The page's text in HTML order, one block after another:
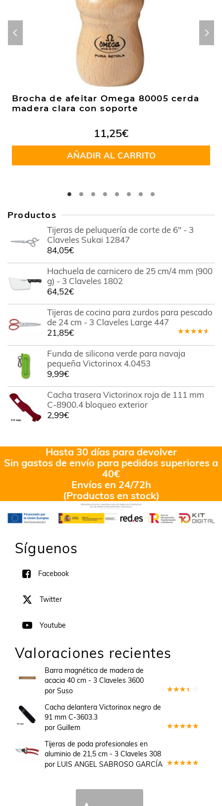
Brocha de afeitar Omega 80005 cerda
madera clara con soporte
11,25€
AÑADIR AL CARRITO
Productos
Tijeras de peluquería de corte de 6" - 3
Claveles Sukai 12847
84,05€
Hachuela de carnicero de 25 cm/4 mm (900
g) - 3 Claveles 1802
64,52€
Tijeras de cocina para zurdos para pescado
de 24 cm - 3 Claveles Large 447
en4.00
de 5
21,85€
Funda de silicona verde para navaja
pequeña Victorinox 4.0453
9,99€
Cacha trasera Victorinox roja de 111 mm
C-8900.4 bloqueo exterior
2,99€
Hasta 30 días para devolver
Sin gastos de envío para pedidos superiores a
40€
Envíos en 24/72h
(Productos en stock)
Síguenos
Facebook
Twitter
Youtube
Valoraciones recientes
Barra magnética de madera de
acacia 40 cm - 3 Claveles 3600
por Suso
Cacha delantera Victorinox negro de
91 mm C-3603.3
por Guillem
Tijeras de poda profesionales en
aluminio de 21,5 cm - 3 Claveles 308
por LUIS ANGEL SABROSO GARCÍA